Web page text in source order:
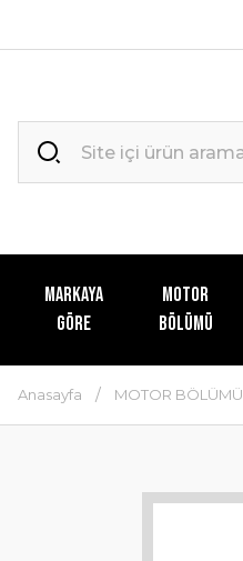
MARKAYA
GÖRE
MOTOR
BÖLÜMÜ
Anasayfa MOTOR BÖLÜMÜ